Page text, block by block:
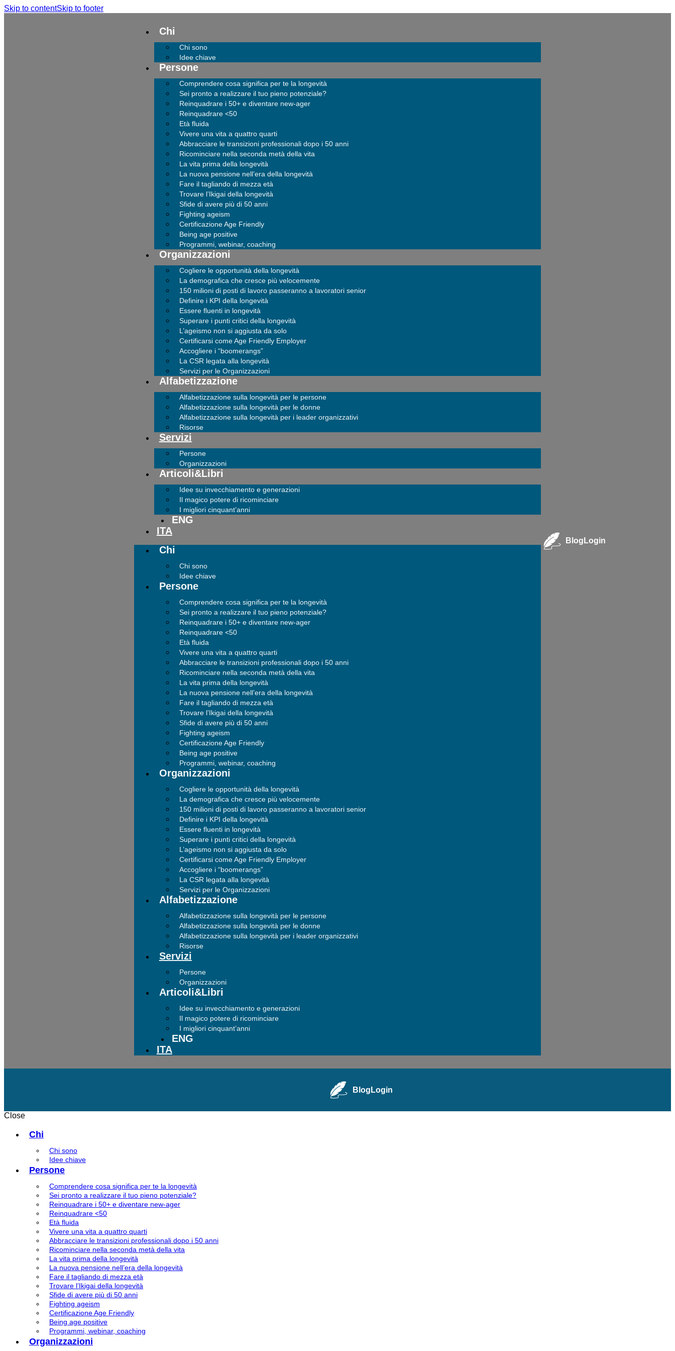
Skip to contentSkip to footer
Chi
Chi sono
Idee chiave
Persone
Comprendere cosa significa per te la longevità
Sei pronto a realizzare il tuo pieno potenziale?
Reinquadrare i 50+ e diventare new-ager
Reinquadrare <50
Età fluida
Vivere una vita a quattro quarti
Abbracciare le transizioni professionali dopo i 50 anni
Ricominciare nella seconda metà della vita
La vita prima della longevità
La nuova pensione nell’era della longevità
Fare il tagliando di mezza età
Trovare l’Ikigai della longevità
Sfide di avere più di 50 anni
Fighting ageism
Certificazione Age Friendly
Being age positive
Programmi, webinar, coaching
Organizzazioni
Cogliere le opportunità della longevità
La demografica che cresce più velocemente
150 milioni di posti di lavoro passeranno a lavoratori senior
Definire i KPI della longevità
Essere fluenti in longevità
Superare i punti critici della longevità
L’ageismo non si aggiusta da solo
Certificarsi come Age Friendly Employer
Accogliere i “boomerangs”
La CSR legata alla longevità
Servizi per le Organizzazioni
Alfabetizzazione
Alfabetizzazione sulla longevità per le persone
Alfabetizzazione sulla longevità per le donne
Alfabetizzazione sulla longevità per i leader organizzativi
Risorse
Servizi
Persone
Organizzazioni
Articoli&Libri
Idee su invecchiamento e generazioni
Il magico potere di ricominciare
I migliori cinquant’anni
ENG
ITA
Chi
Chi sono
Idee chiave
Persone
Comprendere cosa significa per te la longevità
Sei pronto a realizzare il tuo pieno potenziale?
Reinquadrare i 50+ e diventare new-ager
Reinquadrare <50
Età fluida
Vivere una vita a quattro quarti
Abbracciare le transizioni professionali dopo i 50 anni
Ricominciare nella seconda metà della vita
La vita prima della longevità
La nuova pensione nell’era della longevità
Fare il tagliando di mezza età
Trovare l’Ikigai della longevità
Sfide di avere più di 50 anni
Fighting ageism
Certificazione Age Friendly
Being age positive
Programmi, webinar, coaching
Organizzazioni
Cogliere le opportunità della longevità
La demografica che cresce più velocemente
150 milioni di posti di lavoro passeranno a lavoratori senior
Definire i KPI della longevità
Essere fluenti in longevità
Superare i punti critici della longevità
L’ageismo non si aggiusta da solo
Certificarsi come Age Friendly Employer
Accogliere i “boomerangs”
La CSR legata alla longevità
Servizi per le Organizzazioni
Alfabetizzazione
Alfabetizzazione sulla longevità per le persone
Alfabetizzazione sulla longevità per le donne
Alfabetizzazione sulla longevità per i leader organizzativi
Risorse
Servizi
Persone
Organizzazioni
Articoli&Libri
Idee su invecchiamento e generazioni
Il magico potere di ricominciare
I migliori cinquant’anni
ENG
ITA
Blog Login
Blog Login
Close
Chi
Chi sono
Idee chiave
Persone
Comprendere cosa significa per te la longevità
Sei pronto a realizzare il tuo pieno potenziale?
Reinquadrare i 50+ e diventare new-ager
Reinquadrare <50
Età fluida
Vivere una vita a quattro quarti
Abbracciare le transizioni professionali dopo i 50 anni
Ricominciare nella seconda metà della vita
La vita prima della longevità
La nuova pensione nell’era della longevità
Fare il tagliando di mezza età
Trovare l’Ikigai della longevità
Sfide di avere più di 50 anni
Fighting ageism
Certificazione Age Friendly
Being age positive
Programmi, webinar, coaching
Organizzazioni